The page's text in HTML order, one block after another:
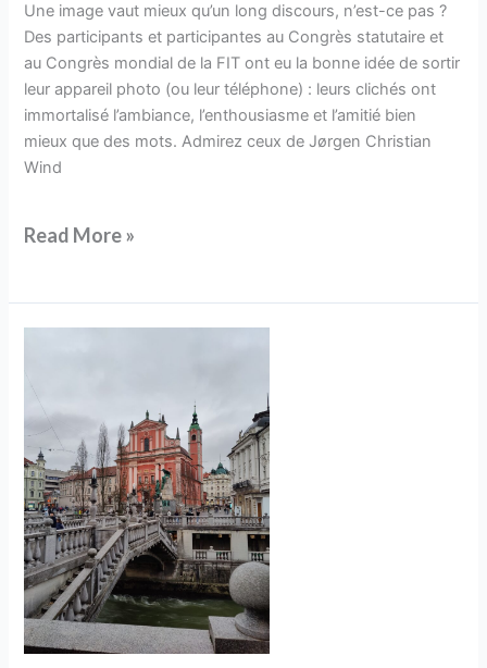
Une image vaut mieux qu’un long discours, n’est-ce pas ?
Des participants et participantes au Congrès statutaire et
au Congrès mondial de la FIT ont eu la bonne idée de sortir
leur appareil photo (ou leur téléphone) : leurs clichés ont
immortalisé l’ambiance, l’enthousiasme et l’amitié bien
mieux que des mots. Admirez ceux de Jørgen Christian
Wind
FIT
en
images
Read More »
un
monde
qui
change
:
un
Conseil
qui
fera
date